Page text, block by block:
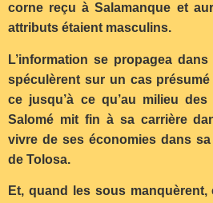
corne reçu à Salamanque et
attributs étaient masculins.
L’information se propagea
spéculèrent sur un cas présumé
ce jusqu’à ce qu’au milieu
Salomé mit fin à sa carrière
vivre de ses économies dans
de Tolosa.
Et, quand les sous manquèrent,